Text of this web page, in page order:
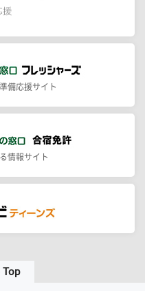
備応援サイト
情報サイト
Top